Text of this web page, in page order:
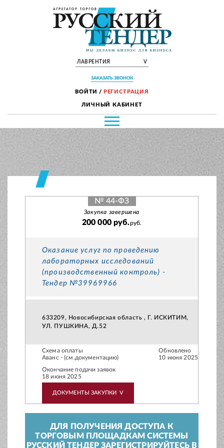
ЛАВРЕНТИЯ V
ЗАКАЗАТЬ ЗВОНОК
ВОЙТИ / РЕГИСТРАЦИЯ
ЛИЧНЫЙ КАБИНЕТ
№ 44-ФЗ
Закупка завершена
200 000 руб.руб.
Оказание услуг по проведению
лабораторных исследований
(производственный контроль) -
Тендер №39969966
633209, Новосибирская область , Г. ИСКИТИМ,
УЛ. ПУШКИНА, Д.52
Схема оплаты
Аванс - (см.документацию)
Обновлено
10 июня 2025
Окончание подачи заявок
18 июня 2025
ДОКУМЕНТЫ ЗАКУПКИ V
ДЛЯ ПОЛУЧЕНИЯ ДОСТУПА К
ТОРГОВЫМ ПЛОЩАДКАМ СИСТЕМЫ
РУССКИЙ ТЕНДЕР ЗАРЕГИСТРИРУЙТЕСЬ В